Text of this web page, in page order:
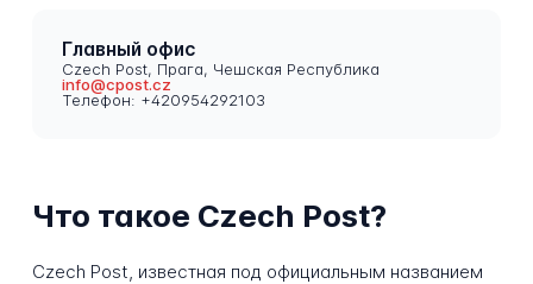
Главный офис
Czech Post, Прага, Чешская Республика
info@cpost.cz
Телефон: +420954292103
Что такое Czech Post?
Czech Post, известная под официальным названием